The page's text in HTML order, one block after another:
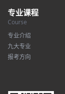
专业课程
Course
专业介绍
九大专业
报考方向